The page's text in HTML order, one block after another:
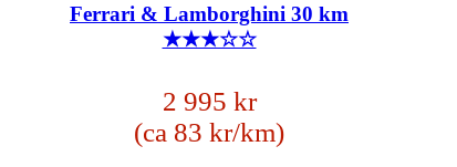
Ferrari & Lamborghini 30 km
★★★☆☆
2 995 kr
(ca 83 kr/km)